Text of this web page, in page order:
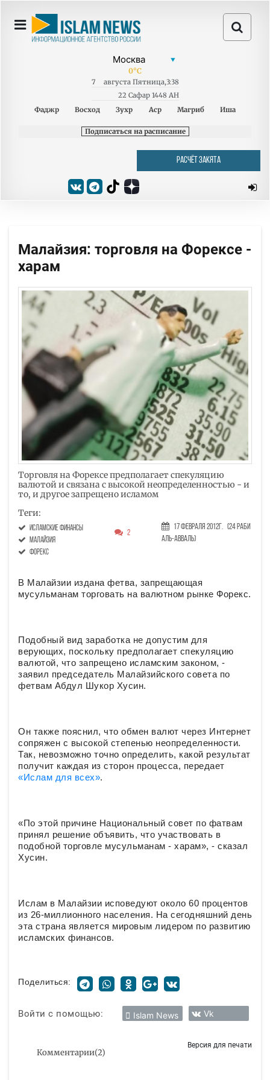
0°C
7 августа Пятница,3:38
22 Сафар 1448 AH
Фаджр
Восход Зухр Аср Магриб Иша
Подписаться на расписание
РАСЧЁТ ЗАКЯТА
Малайзия: торговля на Форексе -
харам
Торговля на Форексе предполагает спекуляцию
валютой и связана с высокой неопределенностью - и
то, и другое запрещено исламом
Теги:
исламские финансы
малайзия
форекс
2
17 Февраля 2012г. (24 Раби
аль-авваль)
В Малайзии издана фетва, запрещающая
мусульманам торговать на валютном рынке Форекс.
Подобный вид заработка не допустим для
верующих, поскольку предполагает спекуляцию
валютой, что запрещено исламским законом, -
заявил председатель Малайзийского совета по
фетвам Абдул Шукор Хусин.
Он также пояснил, что обмен валют через Интернет
сопряжен с высокой степенью неопределенности.
Так, невозможно точно определить, какой результат
получит каждая из сторон процесса, передает
«Ислам для всех».
«По этой причине Национальный совет по фатвам
принял решение объявить, что участвовать в
подобной торговле мусульманам - харам», - сказал
Хусин.
Ислам в Малайзии исповедуют около 60 процентов
из 26-миллионного населения. На сегодняшний день
эта страна является мировым лидером по развитию
исламских финансов.
Поделиться:
Войти с помощью: Islam News Vk
Комментарии(2)
Версия для печати